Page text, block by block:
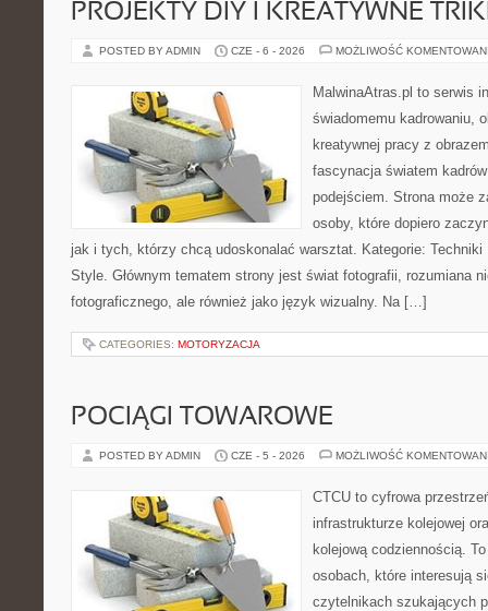
PROJEKTY DIY I KREATYWNE
POSTED BY ADMIN CZE - 6 - 2026 MOŻLIWOŚĆ
MalwinaAtras.pl to serwis
świadomemu kadrowaniu,
kreatywnej pracy z
fascynacja światem
podejściem. Strona może
osoby, które dopiero
jak i tych, którzy chcą udoskonalać warsztat. Kategorie:
Style. Głównym tematem strony jest świat fotografii, rozumiana
fotograficznego, ale również jako język wizualny. Na […]
CATEGORIES: MOTORYZACJA
POCIĄGI TOWAROWE
POSTED BY ADMIN CZE - 5 - 2026 MOŻLIWOŚĆ
CTCU to cyfrowa
infrastrukturze kolejowej
kolejową codziennością.
osobach, które interesują
czytelnikach szukających